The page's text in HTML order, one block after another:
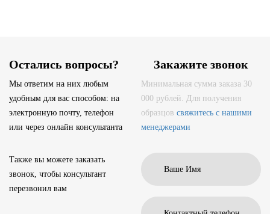
Остались вопросы?
Мы ответим на них любым
удобным для вас способом: на
электронную почту, телефон
или через онлайн консультанта
Также вы можете заказать
звонок, чтобы консультант
перезвонил вам
Закажите звонок
Минимальная сумма заказа 30
000 рублей. Для получения
образцов свяжитесь с нашими
менеджерами